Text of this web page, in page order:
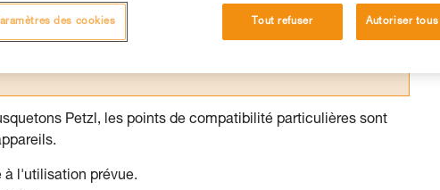
la manipulation, seul, en toute sécurité, avant de la
liées à votre activité. Il peut en exister d’autres que
Petzl, les points de compatibilité particulières sont
à l'utilisation prévue.
Tout refuser Autoriser
des cookies